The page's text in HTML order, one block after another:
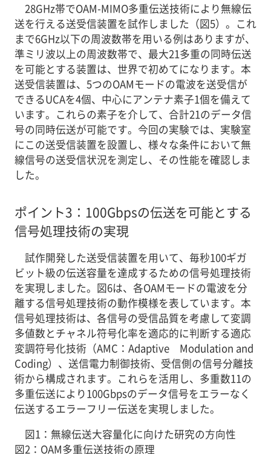
28GHz帯でOAM-MIMO多重伝送技術により無線伝
送を行える送受信装置を試作しました（図5）。これ
まで6GHz以下の周波数帯を用いる例はありますが、
準ミリ波以上の周波数帯で、最大21多重の同時伝送
を可能とする装置は、世界で初めてになります。本
送受信装置は、5つのOAMモードの電波を送受信が
できるUCAを4個、中心にアンテナ素子1個を備えて
います。これらの素子を介して、合計21のデータ信
号の同時伝送が可能です。今回の実験では、実験室
にこの送受信装置を設置し、様々な条件において無
線信号の送受信状況を測定し、その性能を確認しま
した。
ポイント3：100Gbpsの伝送を可能とする
信号処理技術の実現
試作開発した送受信装置を用いて、毎秒100ギガ
ビット級の伝送容量を達成するための信号処理技術
を実現しました。図6は、各OAMモードの電波を分
離する信号処理技術の動作模様を表しています。本
信号処理技術は、各信号の受信品質を考慮して変調
多値数とチャネル符号化率を適応的に判断する適応
変調符号化技術（AMC：Adaptive Modulation and
Coding）、送信電力制御技術、受信側の信号分離技
術から構成されます。これらを活用し、多重数11の
多重伝送により100Gbpsのデータ信号をエラーなく
伝送するエラーフリー伝送を実現しました。
図1： 無線伝送大容量化に向けた研究の方向性
図2： OAM多重伝送技術の原理